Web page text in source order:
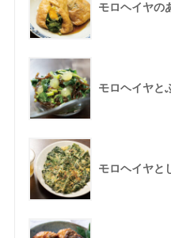
モロヘイヤの
モロヘイヤと
モロヘイヤと